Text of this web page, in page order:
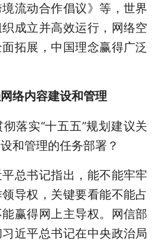
流动合作倡议》等，世界
成立并高效运行，网络空
拓展，中国理念赢得广泛
络内容建设和管理
实“十五五”规划建议关
和管理的任务部署？
书记指出，能不能牢牢
导权，关键要看能不能占
赢得网上主导权。网信部
近平总书记在中央政治局